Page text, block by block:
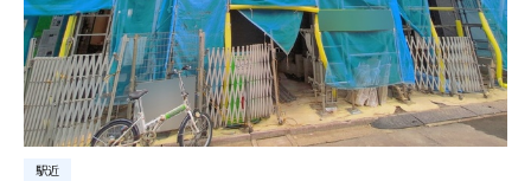
駅近